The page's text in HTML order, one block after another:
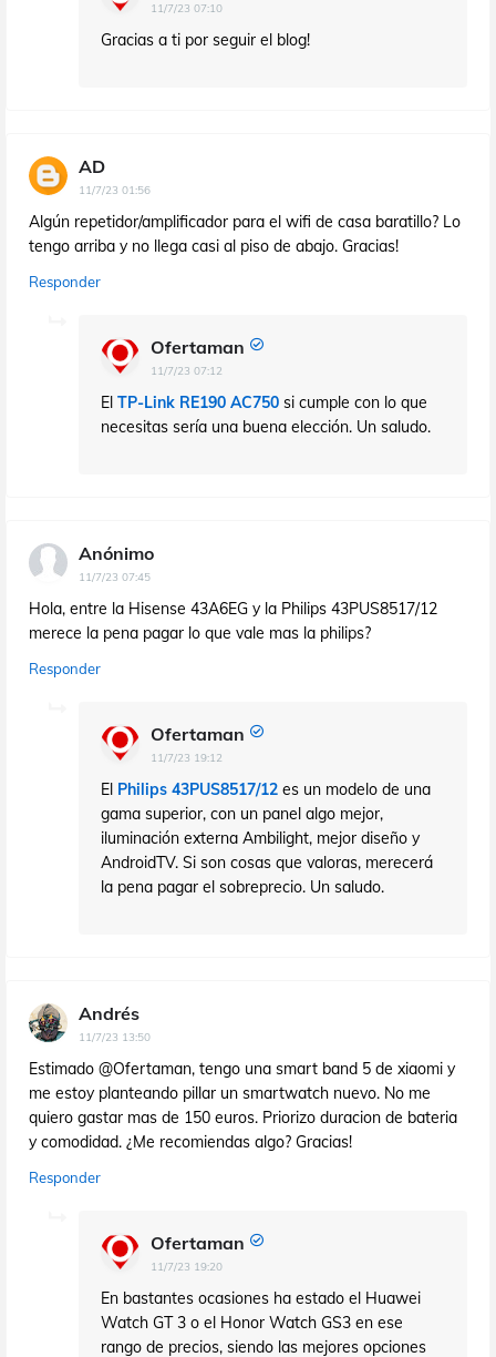
11/7/23 07:10
Gracias a ti por seguir el blog!
AD
11/7/23 01:56
Algún repetidor/amplificador para el wifi de casa baratillo? Lo
tengo arriba y no llega casi al piso de abajo. Gracias!
Responder
Ofertaman
11/7/23 07:12
El TP-Link RE190 AC750 si cumple con lo que
necesitas sería una buena elección. Un saludo.
Anónimo
11/7/23 07:45
Hola, entre la Hisense 43A6EG y la Philips 43PUS8517/12
merece la pena pagar lo que vale mas la philips?
Responder
Ofertaman
11/7/23 19:12
El Philips 43PUS8517/12 es un modelo de una
gama superior, con un panel algo mejor,
iluminación externa Ambilight, mejor diseño y
AndroidTV. Si son cosas que valoras, merecerá
la pena pagar el sobreprecio. Un saludo.
Andrés
11/7/23 13:50
Estimado @Ofertaman, tengo una smart band 5 de xiaomi y
me estoy planteando pillar un smartwatch nuevo. No me
quiero gastar mas de 150 euros. Priorizo duracion de bateria
y comodidad. ¿Me recomiendas algo? Gracias!
Responder
Ofertaman
11/7/23 19:20
En bastantes ocasiones ha estado el Huawei
Watch GT 3 o el Honor Watch GS3 en ese
rango de precios, siendo las mejores opciones